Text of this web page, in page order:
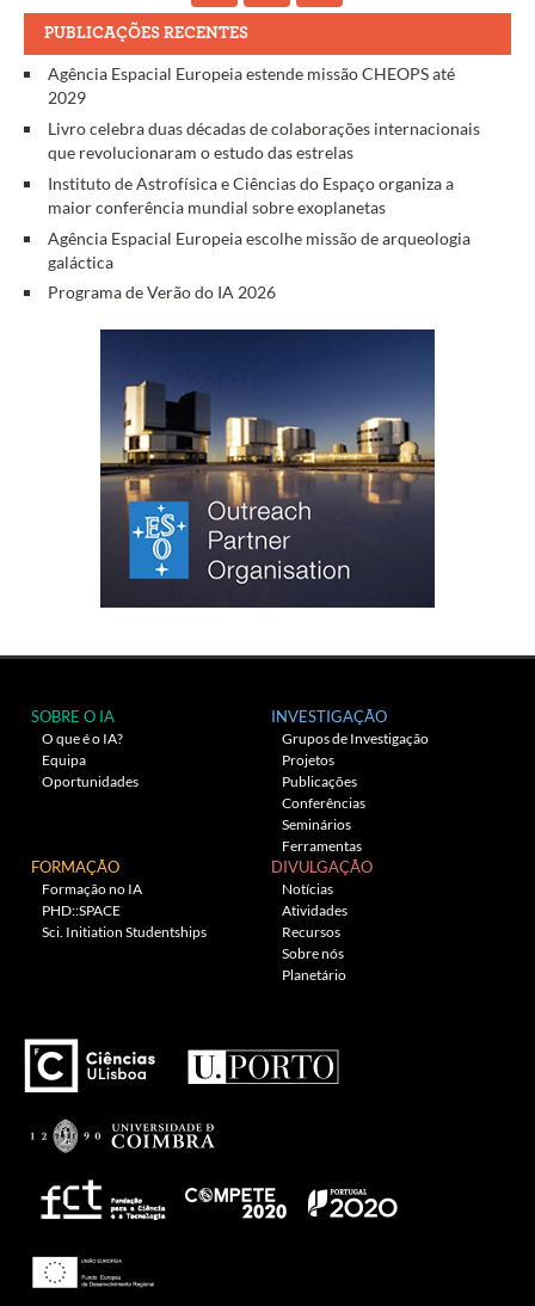
PUBLICAÇÕES RECENTES
Agência Espacial Europeia estende missão CHEOPS até
2029
Livro celebra duas décadas de colaborações internacionais
que revolucionaram o estudo das estrelas
Instituto de Astrofísica e Ciências do Espaço organiza a
maior conferência mundial sobre exoplanetas
Agência Espacial Europeia escolhe missão de arqueologia
galáctica
Programa de Verão do IA 2026
SOBRE O IA
O que é o IA?
Equipa
Oportunidades
INVESTIGAÇÃO
Grupos de Investigação
Projetos
Publicações
Conferências
Seminários
Ferramentas
FORMAÇÃO
Formação no IA
PHD::SPACE
Sci. Initiation Studentships
DIVULGAÇÃO
Notícias
Atividades
Recursos
Sobre nós
Planetário